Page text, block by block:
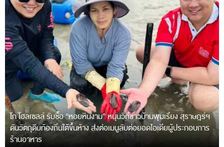
โก โฮลเซลล์ รับซื้อ “หอยหินงาม” หนุนวิถีชาวบ้านพุมเรียง สุราษฎร์ฯ
ดันวัตถุดิบท้องถิ่นใต้ขึ้นห้าง ส่งต่อเมนูลับต่อยอดไอเดียผู้ประกอบการ
ร้านอาหาร